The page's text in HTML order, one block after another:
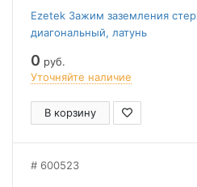
Ezetek Зажим заземления
диагональный, латунь
0 руб.
Уточняйте наличие
В корзину
600523